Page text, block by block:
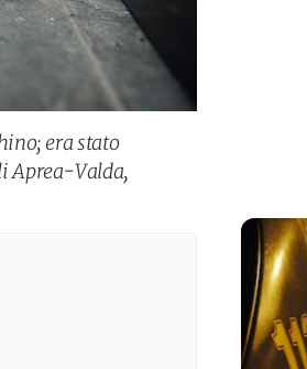
era stato
Aprea-Valda,